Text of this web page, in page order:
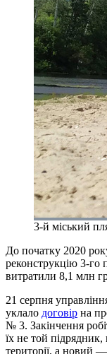
3-й міський
До початку 2020
реконструкцію 3-го
витратили 8,1 млн
21 серпня
уклало договір на
№ 3. Закінчення
їх не той
території, а новий